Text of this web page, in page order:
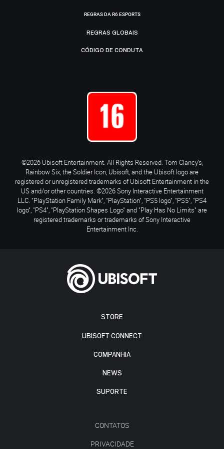
STORE
UBISOFT CONNECT
COMPANHIA
NEWS
SUPORTE
CONTATOS
PRIVACIDADE
REGRAS DA R6 ESPORTS
REGRAS GLOBAIS
CÓDIGO DE CONDUTA
©2026 Ubisoft Entertainment. All Rights Reserved. Tom Clancy’s,
Rainbow Six, the Soldier Icon, Ubisoft, and the Ubisoft logo are
registered or unregistered trademarks of Ubisoft Entertainment in the
US and/or other countries. ©2026 Sony Interactive Entertainment
LLC. "PlayStation Family Mark", "PlayStation", "PS5 logo", "PS5", "PS4
logo", "PS4", "PlayStation Shapes Logo" and "Play Has No Limits" are
registered trademarks or trademarks of Sony Interactive
Entertainment Inc.